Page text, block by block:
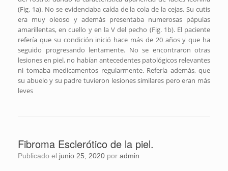
(Fig. 1a). No se evidenciaba caída de la cola de la cejas. Su cutis
era muy oleoso y además presentaba numerosas pápulas
amarillentas, en cuello y en la V del pecho (Fig. 1b). El paciente
refería que su condición inició hace más de 20 años y que ha
seguido progresando lentamente. No se encontraron otras
lesiones en piel, no habían antecedentes patológicos relevantes
ni tomaba medicamentos regularmente. Refería además, que
su abuelo y su padre tuvieron lesiones similares pero eran más
leves
Fibroma Esclerótico de la piel.
Publicado el junio 25, 2020 por admin